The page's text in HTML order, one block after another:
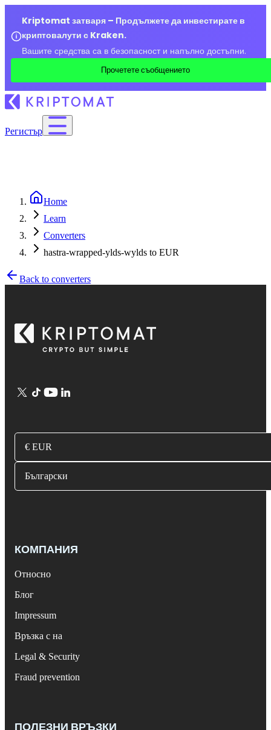
Kriptomat затваря – Продължете да инвестирате в
криптовалути с Kraken.
Вашите средства са в безопасност и напълно достъпни.
Прочетете съобщението
Регистър
Home
Learn
Converters
hastra-wrapped-ylds-wylds to EUR
Back to converters
€ EUR
Български
КОМПАНИЯ
Относно
Блог
Impressum
Връзка с на
Legal & Security
Fraud prevention
ПОЛЕЗНИ ВРЪЗКИ